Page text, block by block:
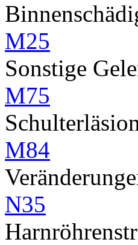
M25
Sonstige
M75
M84
N35